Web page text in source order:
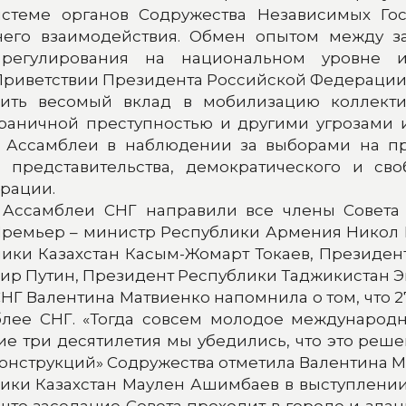
органов Содружества Независимых
взаимодействия. Обмен опытом между
на национальном
Президента Российской
весомый вклад в мобилизацию
преступностью и другими
Ассамблеи в наблюдении за выборами на
демократического и
СНГ направили все члены Совета
– министр Республики Армения
Казахстан Касым-Жомарт Токаев,
Путин, Президент Республики Таджикистан
Валентина Матвиенко напомнила о том, что
СНГ. «Тогда совсем молодое
десятилетия мы убедились, что это
Содружества отметила Валентина
Казахстан Маулен Ашимбаев в